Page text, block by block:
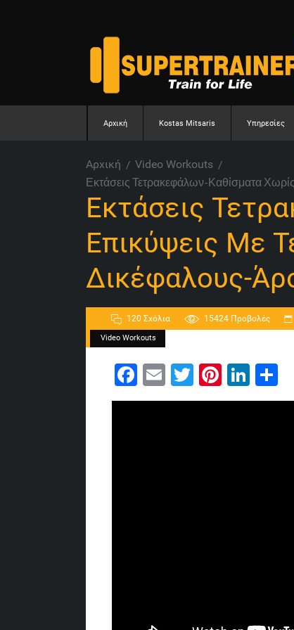
Αρχική Kostas Mitsaris Υπηρεσίες
Αρχική
Video Workouts
Εκτάσεις Τετρακεφάλων-Καθίσματα
Εκτάσεις
Επικύψεις Με
Δικέφαλους-
Video Workouts
120 Σχόλια 15424 Προβολές
Facebook
EmailTwitter